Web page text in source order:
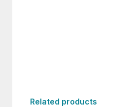
Related products